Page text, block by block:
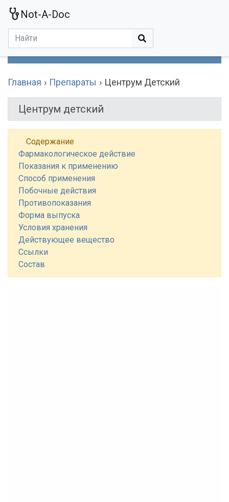
Not-A-Doc
Главная Препараты Центрум Детский
Центрум детский
Содержание
Фармакологическое действие
Показания к применению
Способ применения
Побочные действия
Противопоказания
Форма выпуска
Условия хранения
Действующее вещество
Ссылки
Состав